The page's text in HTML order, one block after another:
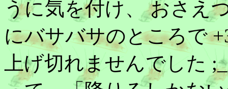
うに気を付け、 おさえ
にバサバサのところで
上げ切れませんでした